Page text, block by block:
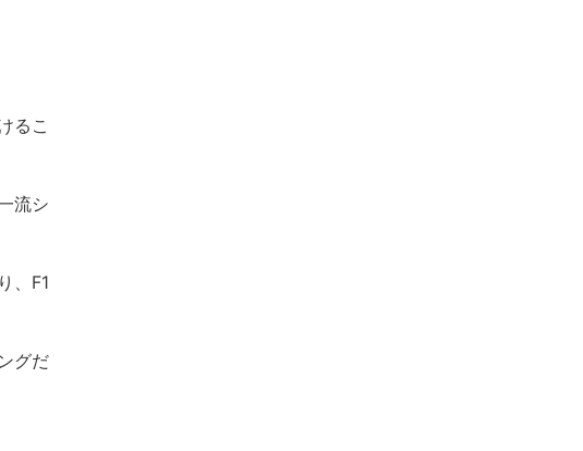
るこ
流シ
、F1
グだ